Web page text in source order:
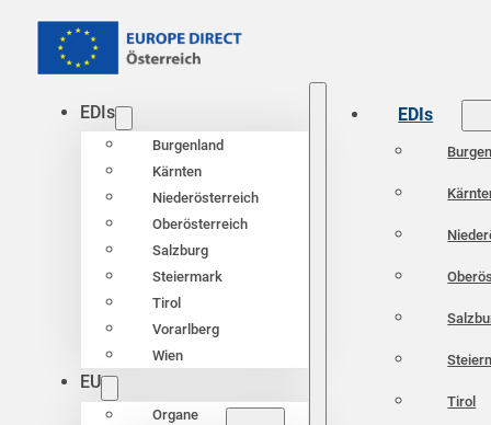
EDIs
Burgenland
Kärnten
Niederösterreich
Oberösterreich
Salzburg
Steiermark
Tirol
Vorarlberg
Wien
EU
Organe
EDIs
Tirol